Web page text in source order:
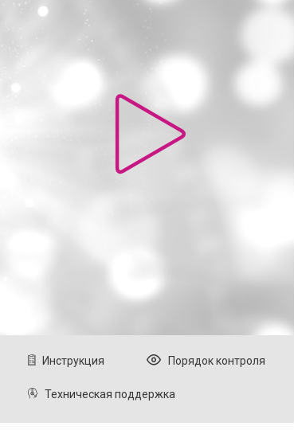
Инструкция Порядок контроля
Техническая поддержка